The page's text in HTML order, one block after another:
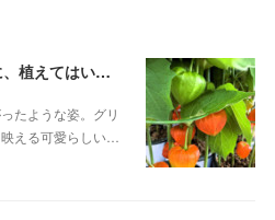
お盆に飾る縁起植物。なのに、植えてはいけない？その理由 ホオズキ
たような姿。グリ
える可愛らしい…